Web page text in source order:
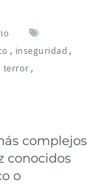
, inseguridad ,
terror ,
complejos
conocidos
o